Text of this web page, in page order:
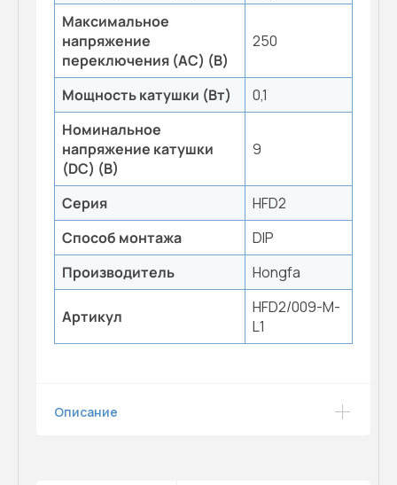
Максимальное
напряжение
переключения (AC) (B)
250
Мощность катушки (Вт)
0,1
Номинальное
напряжение катушки
(DC) (В)
9
Серия
HFD2
Способ монтажа
DIP
Производитель
Hongfa
Артикул
HFD2/009-M-
L1
Описание